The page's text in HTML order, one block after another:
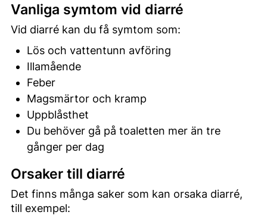
Vanliga symtom vid diarré
Vid diarré kan du få symtom som:
Lös och vattentunn avföring
Illamående
Feber
Magsmärtor och kramp
Uppblåsthet
Du behöver gå på toaletten mer än tre
gånger per dag
Orsaker till diarré
Det finns många saker som kan orsaka diarré,
till exempel: